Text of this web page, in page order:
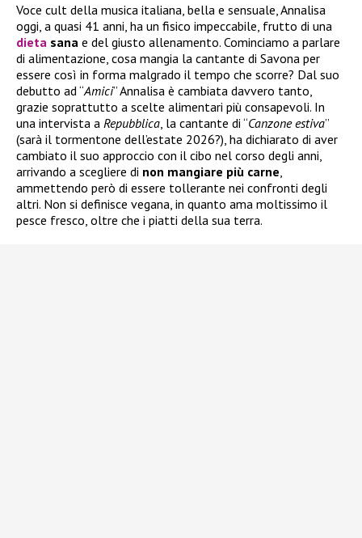
Voce cult della musica italiana, bella e sensuale, Annalisa
oggi, a quasi 41 anni, ha un fisico impeccabile, frutto di una
dieta sana e del giusto allenamento. Cominciamo a parlare
di alimentazione, cosa mangia la cantante di Savona per
essere così in forma malgrado il tempo che scorre? Dal suo
debutto ad “Amici” Annalisa è cambiata davvero tanto,
grazie soprattutto a scelte alimentari più consapevoli. In
una intervista a Repubblica , la cantante di “Canzone estiva”
(sarà il tormentone dell’estate 2026?), ha dichiarato di aver
cambiato il suo approccio con il cibo nel corso degli anni,
arrivando a scegliere di non mangiare più carne
ammettendo però di essere tollerante nei confronti degli
altri. Non si definisce vegana, in quanto ama moltissimo il
pesce fresco, oltre che i piatti della sua terra.